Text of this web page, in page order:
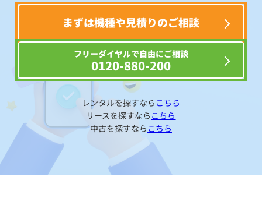
まずは機種や見積りのご相談
フリーダイヤルで自由にご相談
0120-880-200
レンタルを探すなら こちら
リースを探すなら こちら
中古を探すなら こちら